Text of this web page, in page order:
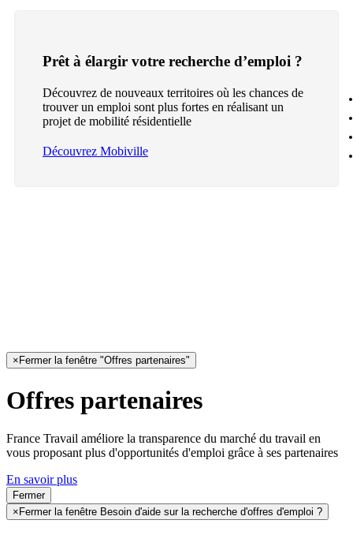
Prêt à élargir votre recherche d’emploi ?
Découvrez de nouveaux territoires où les chances de
trouver un emploi sont plus fortes en réalisant un
projet de mobilité résidentielle
Découvrez Mobiville
× Fermer la fenêtre "Offres partenaires"
Offres partenaires
France Travail améliore la transparence du marché du travail en
vous proposant plus d'opportunités d'emploi grâce à ses partenaires
En savoir plus
Fermer
× Fermer la fenêtre Besoin d'aide sur la recherche d'offres d'emploi ?